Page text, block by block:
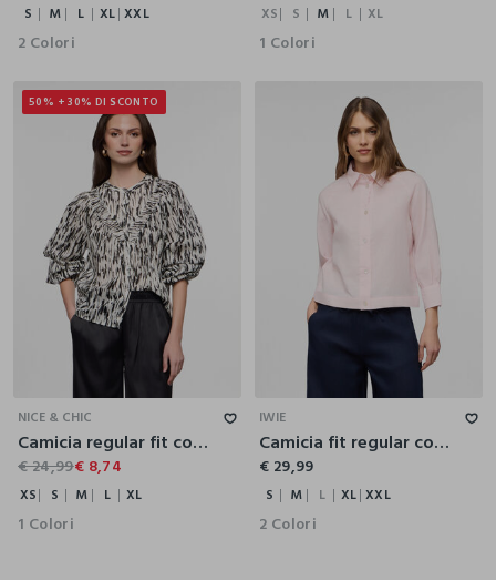
S M L XL XXL
2 Colori
XS S M L XL
1 Colori
50% + 30% DI SCONTO
XL
NICE & CHIC
Camicia regular fit con scollo rotondo in puro cotone voile donna
€ 24,99€ 8,74
XS S M L XL
1 Colori
XXL
IWIE
Camicia fit regular con collo alla francese misto lino donna
€ 29,99
S M L XL XXL
2 Colori